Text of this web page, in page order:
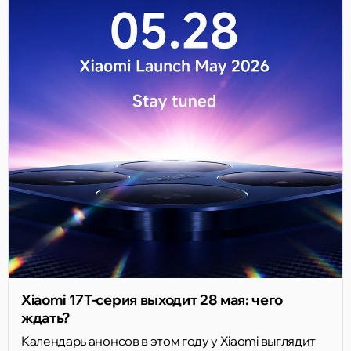
Xiaomi 17T-серия выходит 28 мая: чего
ждать?
Календарь анонсов в этом году у Xiaomi выглядит